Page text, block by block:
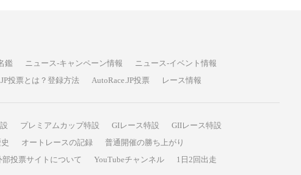
鑑 ニュース-キャンペーン情報
ニュース-イベント情報
投票とは？登録方法 AutoRace.JP投票 レース情報
プレミアムカップ特設 GIレース特設
GIIレース特設
オートレースの記録
普通開催の勝ち上がり
部投票サイトについて YouTubeチャンネル 1日2回出走